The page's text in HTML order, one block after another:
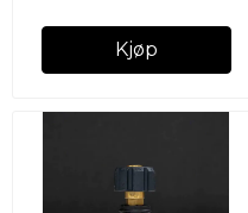
Kjøp